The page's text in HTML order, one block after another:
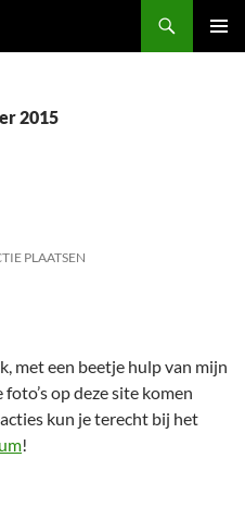
2015
PLAATSEN
met een beetje hulp van mijn
op deze site komen
kun je terecht bij het
!